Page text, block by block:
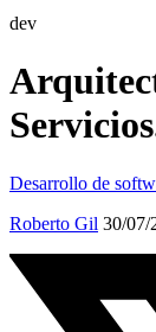
dev
Desarrollo de
Roberto Gil 30/07/